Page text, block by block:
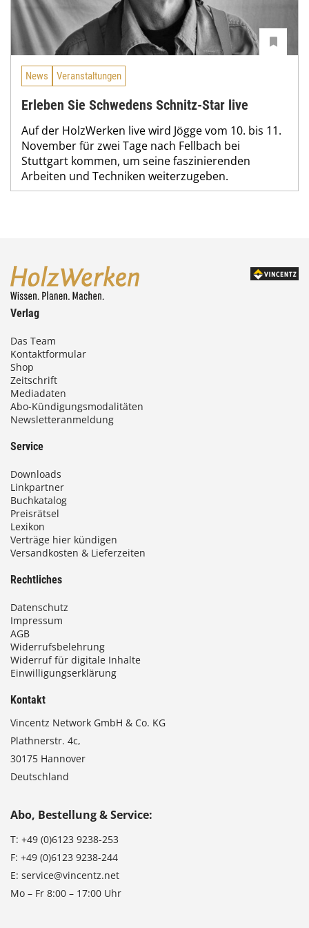
News Veranstaltungen
Erleben Sie Schwedens Schnitz-Star live
Auf der HolzWerken live wird Jögge vom 10. bis 11.
November für zwei Tage nach Fellbach bei
Stuttgart kommen, um seine faszinierenden
Arbeiten und Techniken weiterzugeben.
Verlag
Das Team
Kontaktformular
Shop
Zeitschrift
Mediadaten
Abo-Kündigungsmodalitäten
Newsletteranmeldung
Service
Downloads
Linkpartner
Buchkatalog
Preisrätsel
Lexikon
Verträge hier kündigen
Versandkosten & Lieferzeiten
Rechtliches
Datenschutz
Impressum
AGB
Widerrufsbelehrung
Widerruf für digitale Inhalte
Einwilligungserklärung
Kontakt
Vincentz Network GmbH & Co. KG
Plathnerstr. 4c,
30175 Hannover
Deutschland
Abo, Bestellung & Service:
T: +49 (0)6123 9238-253
F: +49 (0)6123 9238-244
E: service@vincentz.net
Mo – Fr 8:00 – 17:00 Uhr